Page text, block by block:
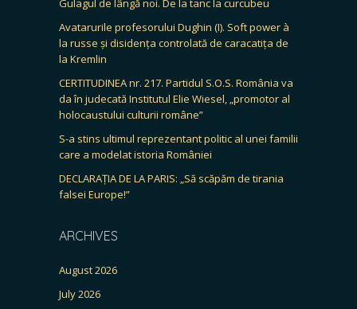
Gulagul de lângă noi. De la tanc la curcubeu
Avatarurile profesorului Dughin (I). Soft power à
la russe și disidența controlată de caracatița de
la Kremlin
CERTITUDINEA nr. 217. Partidul S.O.S. România va
da în judecată Institutul Elie Wiesel, „promotor al
holocaustului culturii române”
S-a stins ultimul reprezentant politic al unei familii
care a modelat istoria României
DECLARAȚIA DE LA PARIS: „Să scăpăm de tirania
falsei Europe!”
ARCHIVES
August 2026
July 2026